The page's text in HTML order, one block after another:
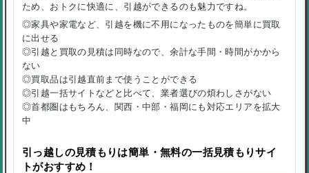
ため、おトクに快適に、引越ができるのも魅力ですね。
◎家具や家電など、引越を機に不用になったものを簡単に買取
に出せる
◎引越と買取の見積は同時なので、余計な手間・時間がかから
ない
◎買取品は引越直前まで使うことができる
◎引越一括サイトなどと比べて、業者選びの煩わしさがない
◎首都圏はもちろん、関西・中部・福岡にも対応エリアを拡大
中
引っ越しの見積もりは簡単・無料の一括見積もりサイ
トがおすすめ！